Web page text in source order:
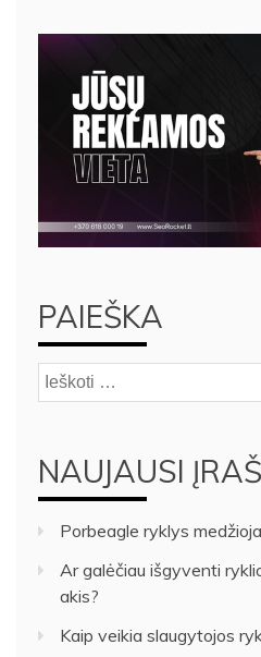
PAIEŠKA
Ieškoti:
NAUJAUSI
Porbeagle ryklys
Ar galėčiau išgyventi
akis?
Kaip veikia slaugytojos